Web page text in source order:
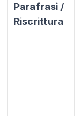
Parafrasi /
Riscrittura